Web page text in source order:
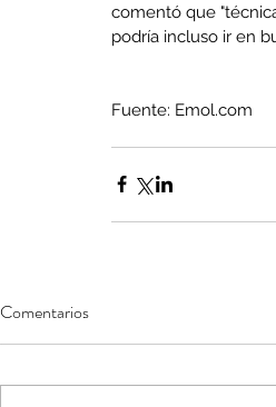
Minería del cobre
operaciones avanzan
comentó que
podría incluso ir en
Fuente: Emol.com
Comentarios